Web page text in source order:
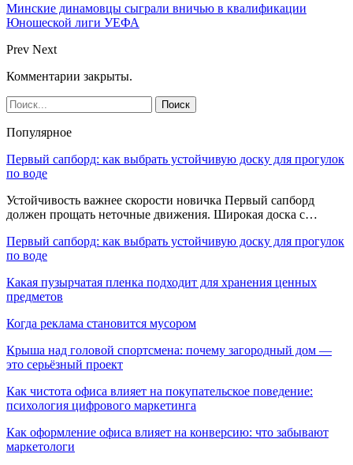
Минские динамовцы сыграли вничью в квалификации
Юношеской лиги УЕФА
Prev Next
Комментарии закрыты.
Популярное
Первый сапборд: как выбрать устойчивую доску для прогулок
по воде
Устойчивость важнее скорости новичка Первый сапборд
должен прощать неточные движения. Широкая доска с…
Первый сапборд: как выбрать устойчивую доску для прогулок
по воде
Какая пузырчатая пленка подходит для хранения ценных
предметов
Когда реклама становится мусором
Крыша над головой спортсмена: почему загородный дом —
это серьёзный проект
Как чистота офиса влияет на покупательское поведение:
психология цифрового маркетинга
Как оформление офиса влияет на конверсию: что забывают
маркетологи